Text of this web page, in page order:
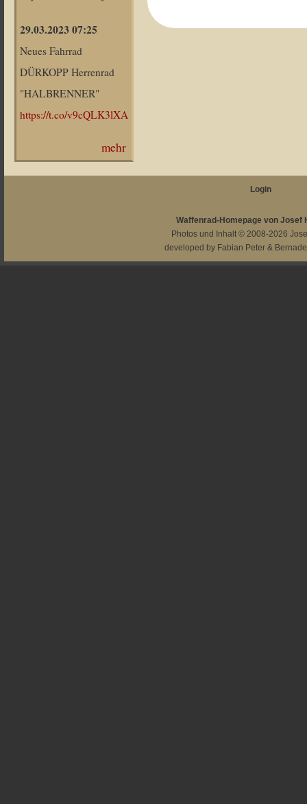
29.03.2023 07:25
Neues Fahrrad
DÜRKOPP Herrenrad
"HALBRENNER"
https://t.co/v9cQLK3lXA
mehr
Login
Waffenrad-Homepage von Josef
Photos und Inhalt © 2008-2026
developed by Fabian Peter &